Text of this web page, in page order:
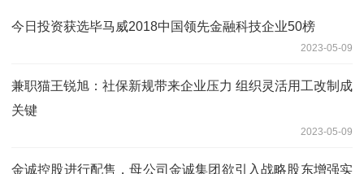
今日投资获选毕马威2018中国领先金融科技企业50榜
2023-05-09
兼职猫王锐旭：社保新规带来企业压力 组织灵活用工改制成
关键
2023-05-09
金诚控股进行配售，母公司金诚集团欲引入战略股东增强实